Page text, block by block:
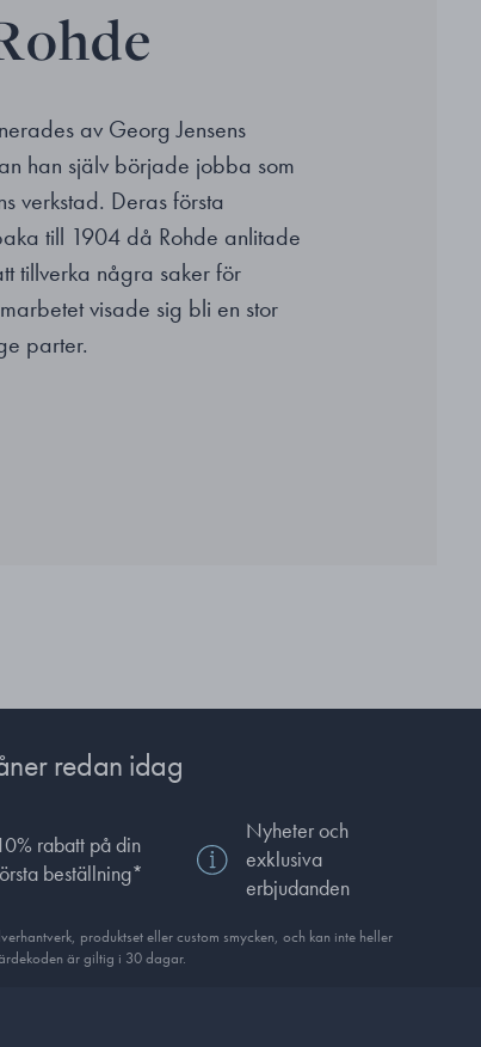
av Georg Jensens
han själv började jobba som
verkstad. Deras första
till 1904 då Rohde anlitade
tillverka några saker för
visade sig bli en stor
parter.
redan idag
rabatt på din
beställning*
Nyheter och
exklusiva
erbjudanden
produkt­set eller custom smycken, och kan inte heller
är giltig i 30 dagar.